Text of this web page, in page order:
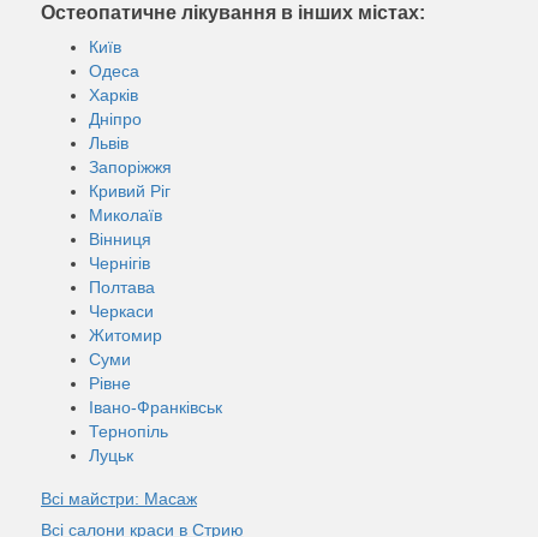
Остеопатичне лікування в інших містах:
Київ
Одеса
Харків
Дніпро
Львів
Запоріжжя
Кривий Ріг
Миколаїв
Вінниця
Чернігів
Полтава
Черкаси
Житомир
Суми
Рівне
Івано-Франківськ
Тернопіль
Луцьк
Всі майстри: Масаж
Всі салони краси в Стрию